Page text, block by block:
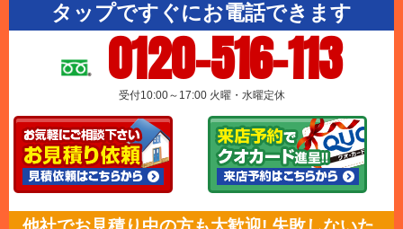
タップですぐにお電話できます
0120-516-113
受付10:00～17:00 火曜・水曜定休